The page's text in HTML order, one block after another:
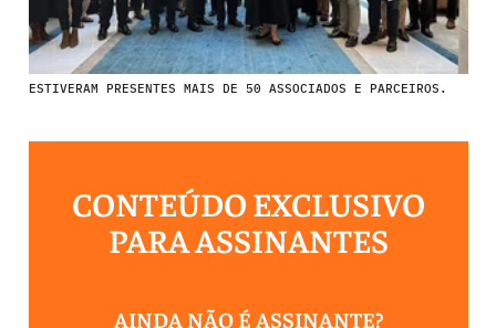
ESTIVERAM PRESENTES MAIS DE 50 ASSOCIADOS E PARCEIROS.
CONTEÚDO EXCLUSIVO
PARA ASSINANTES
AINDA NÃO É ASSINANTE?